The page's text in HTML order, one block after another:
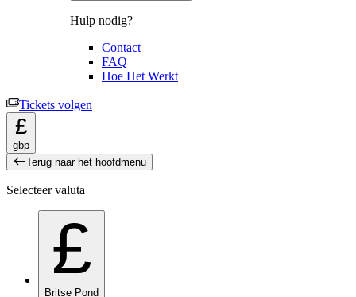
Hulp nodig?
Contact
FAQ
Hoe Het Werkt
Tickets volgen
£
gbp
Terug naar het hoofdmenu
Selecteer valuta
£
Britse Pond